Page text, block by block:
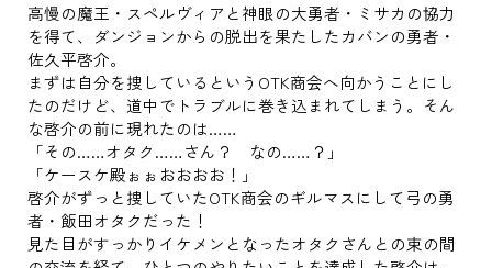
高慢の魔王・スペルヴィアと神眼の大勇者・ミサカの協力
を得て、ダンジョンからの脱出を果たしたカバンの勇者・
佐久平啓介。
まずは自分を捜しているというOTK商会へ向かうことにし
たのだけど、道中でトラブルに巻き込まれてしまう。そん
な啓介の前に現れたのは……
「その……オタク……さん？ なの……？」
「ケースケ殿ぉぉおおおお！」
啓介がずっと捜していたOTK商会のギルマスにして弓の勇
者・飯田オタクだった！
見た目がすっかりイケメンとなったオタクさんとの束の間